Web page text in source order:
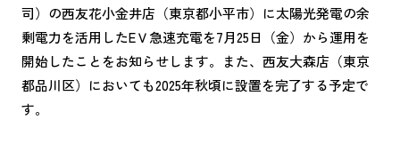
司）の西友花小金井店（東京都小平市）に太陽光発電の余
剰電力を活用したEＶ急速充電を7月25日（金）から運用を
開始したことをお知らせします。また、西友大森店（東京
都品川区）においても2025年秋頃に設置を完了する予定で
す。